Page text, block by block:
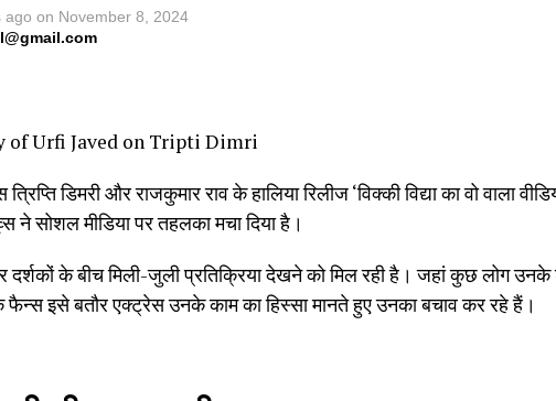
ago on November 8, 2024
of Urfi Javed on Tripti Dimri
डिमरी और राजकुमार राव के हालिया रिलीज ‘विक्की विद्या का वो वाला
ने सोशल मीडिया पर तहलका मचा दिया है।
दर्शकों के बीच मिली-जुली प्रतिक्रिया देखने को मिल रही है। जहां कुछ लोग
फैन्स इसे बतौर एक्ट्रेस उनके काम का हिस्सा मानते हुए उनका बचाव कर रहे हैं।